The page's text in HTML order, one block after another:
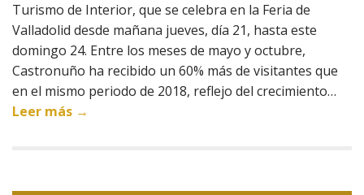
Turismo de Interior, que se celebra en la Feria de
Valladolid desde mañana jueves, día 21, hasta este
domingo 24. Entre los meses de mayo y octubre,
Castronuño ha recibido un 60% más de visitantes que
en el mismo periodo de 2018, reflejo del crecimiento…
Leer más →